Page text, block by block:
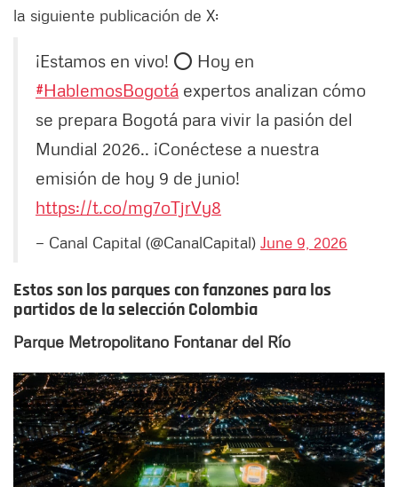
la siguiente publicación de X:
¡Estamos en vivo! ⭕ Hoy en
#HablemosBogotá expertos analizan cómo
se prepara Bogotá para vivir la pasión del
Mundial 2026.. ¡Conéctese a nuestra
emisión de hoy 9 de junio!
https://t.co/mg7oTjrVy8
— Canal Capital (@CanalCapital) June 9, 2026
Estos son los parques con fanzones para los
partidos de la selección Colombia
Parque Metropolitano Fontanar del Río